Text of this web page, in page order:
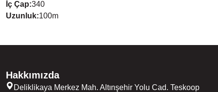
İç Çap:340
Uzunluk:100m
Hakkımızda
Deliklikaya Merkez Mah. Altınşehir Yolu Cad. Teskoop